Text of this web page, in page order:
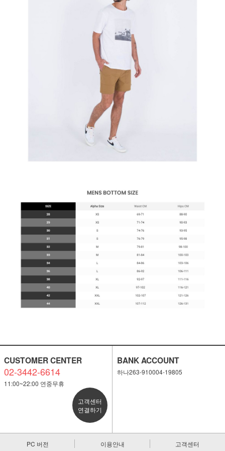
CUSTOMER CENTER
02-3442-6614
11:00~22:00 연중무휴
고객센터
연결하기
BANK ACCOUNT
하나263-910004-19805
PC 버전 이용안내 고객센터